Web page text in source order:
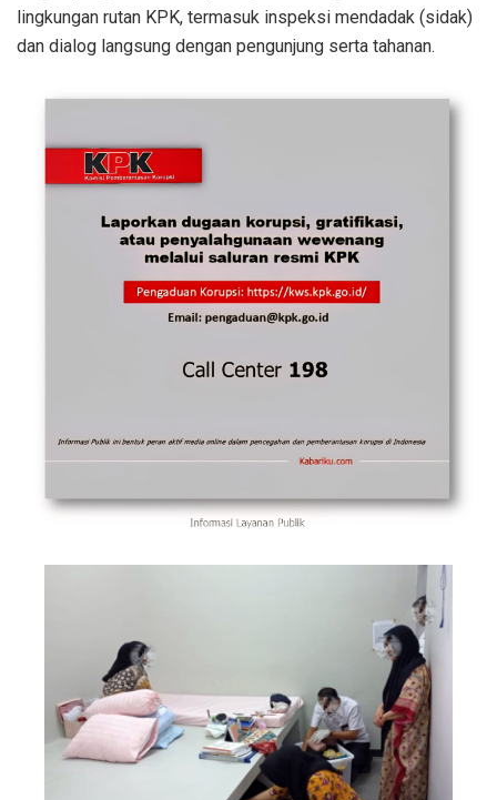
lingkungan rutan KPK, termasuk inspeksi mendadak (sidak)
dan dialog langsung dengan pengunjung serta tahanan.